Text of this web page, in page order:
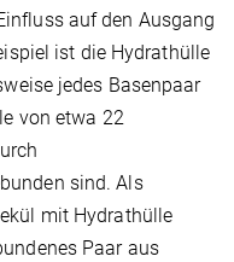
auf den Ausgang
ist die Hydrathülle
jedes Basenpaar
von etwa 22
sind. Als
mit Hydrathülle
Paar aus